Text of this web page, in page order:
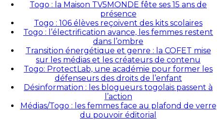
Togo : la Maison TV5MONDE fête ses 15 ans de
présence
Togo : 106 élèves reçoivent des kits scolaires
Togo : l’électrification avance, les femmes restent
dans l’ombre
Transition énergétique et genre : la COFET mise
sur les médias et les créateurs de contenu
Togo: ProtectLab, une académie pour former les
défenseurs des droits de l’enfant
Désinformation : les blogueurs togolais passent à
l’action
Médias/Togo : les femmes face au plafond de verre
du pouvoir éditorial